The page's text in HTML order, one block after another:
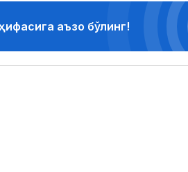
аъзо бўлинг!